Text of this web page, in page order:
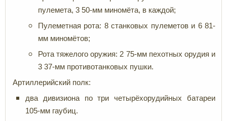
пулемета, 3 50-мм миномёта, в каждой;
Пулеметная рота: 8 станковых пулеметов и 6 81-
мм миномётов;
Рота тяжелого оружия: 2 75-мм пехотных орудия и
3 37-мм противотанковых пушки.
Артиллерийский полк:
два дивизиона по три четырёхорудийных батареи
105-мм гаубиц.